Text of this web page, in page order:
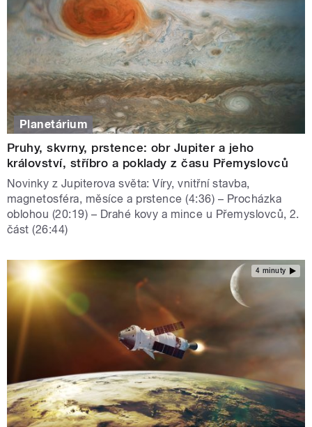
Planetárium
Pruhy, skvrny, prstence: obr Jupiter a jeho
království, stříbro a poklady z času Přemyslovců
Novinky z Jupiterova světa: Víry, vnitřní stavba,
magnetosféra, měsíce a prstence (4:36) – Procházka
oblohou (20:19) – Drahé kovy a mince u Přemyslovců, 2.
část (26:44)
4 minuty